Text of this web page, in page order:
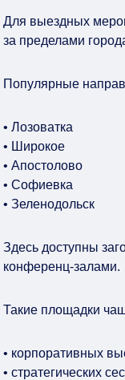
Для выездных
за пределами
Популярные
• Лозоватка
• Широкое
• Апостолово
• Софиевка
• Зеленодольск
Здесь доступны
конференц-залами.
Такие площадки
• корпоративных
• стратегических